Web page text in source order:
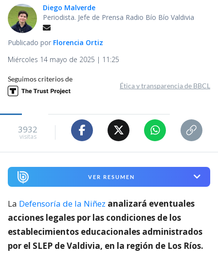
Diego Malverde
Periodista. Jefe de Prensa Radio Bío Bío Valdivia
Publicado por Florencia Ortiz
Miércoles 14 mayo de 2025 | 11:25
Seguimos criterios de
Ética y transparencia de BBCL
3932
visitas
VER RESUMEN
La Defensoría de la Niñez analizará eventuales
acciones legales por las condiciones de los
establecimientos educacionales administrados
por el SLEP de Valdivia, en la región de Los Ríos.